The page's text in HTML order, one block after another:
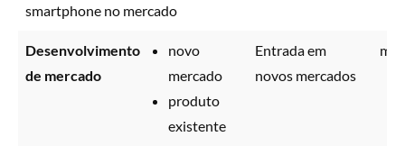
smartphone no mercado
Desenvolvimento
de mercado
novo
mercado
produto
existente
Entrada em
novos mercados